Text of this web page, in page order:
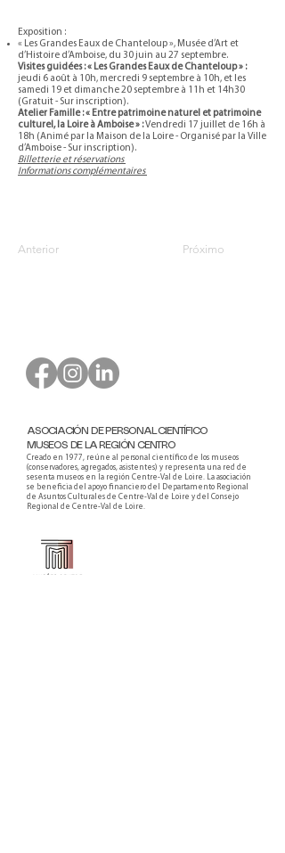
Exposition :
« Les Grandes Eaux de Chanteloup », Musée d’Art et
d’Histoire d’Amboise, du 30 juin au 27 septembre.
Visites guidées : « Les Grandes Eaux de Chanteloup » :
jeudi 6 août à 10h, mercredi 9 septembre à 10h, et les
samedi 19 et dimanche 20 septembre à 11h et 14h30
(Gratuit - Sur inscription).
Atelier Famille : « Entre patrimoine naturel et patrimoine
culturel, la Loire à Amboise » :Vendredi 17 juillet de 16h à
18h (Animé par la Maison de la Loire - Organisé par la Ville
d’Amboise - Sur inscription).
Billetterie et réservations
Informations complémentaires
Anterior Próximo
ASOCIACIÓN DE PERSONAL CIENTÍFICO
MUSEOS DE LA REGIÓN CENTRO
Creado en 1977, reúne al personal científico de los museos
(conservadores, agregados, asistentes) y representa una red de
sesenta museos en la región Centre-Val de Loire. La asociación
se beneficia del apoyo financiero del Departamento Regional
de Asuntos Culturales de Centre-Val de Loire y del Consejo
Regional de Centre-Val de Loire.